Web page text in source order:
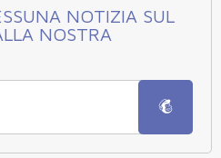
NOTIZIA SUL
NOSTRA